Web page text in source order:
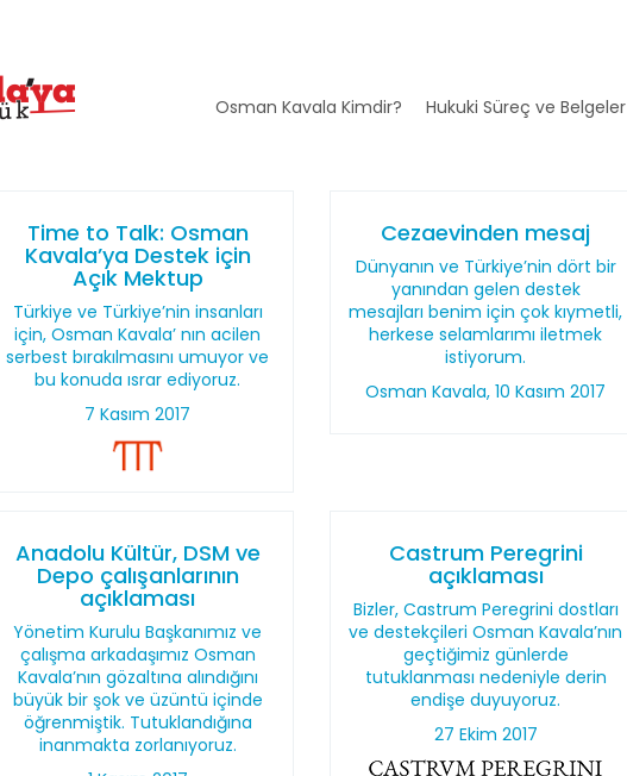
Osman Kavala Kimdir? Hukuki Süreç ve Belgeler
Time to Talk: Osman
Kavala’ya Destek için
Açık Mektup
Türkiye ve Türkiye’nin insanları
için, Osman Kavala’ nın acilen
serbest bırakılmasını umuyor ve
bu konuda ısrar ediyoruz.
7 Kasım 2017
Cezaevinden mesaj
Dünyanın ve Türkiye’nin dört bir
yanından gelen destek
mesajları benim için çok kıymetli,
herkese selamlarımı iletmek
istiyorum.
Osman Kavala, 10 Kasım 2017
Anadolu Kültür, DSM ve
Depo çalışanlarının
açıklaması
Yönetim Kurulu Başkanımız ve
çalışma arkadaşımız Osman
Kavala’nın gözaltına alındığını
büyük bir şok ve üzüntü içinde
öğrenmiştik. Tutuklandığına
inanmakta zorlanıyoruz.
Castrum Peregrini
açıklaması
Bizler, Castrum Peregrini dostları
ve destekçileri Osman Kavala’nın
geçtiğimiz günlerde
tutuklanması nedeniyle derin
endişe duyuyoruz.
27 Ekim 2017